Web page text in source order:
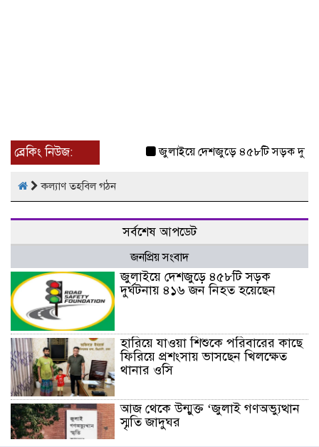
ব্রেকিং নিউজ: জুলাইয়ে দেশজুড়ে ৪৫৮টি সড়ক
কল্যাণ তহবিল গঠন
সর্বশেষ আপডেট
জনপ্রিয় সংবাদ
জুলাইয়ে দেশজুড়ে ৪৫৮টি সড়ক
দুর্ঘটনায় ৪১৬ জন নিহত হয়েছেন
হারিয়ে যাওয়া শিশুকে পরিবারের কাছে
ফিরিয়ে প্রশংসায় ভাসছেন খিলক্ষেত
থানার ওসি
আজ থেকে উন্মুক্ত ‘জুলাই গণঅভ্যুত্থান
স্মৃতি জাদুঘর